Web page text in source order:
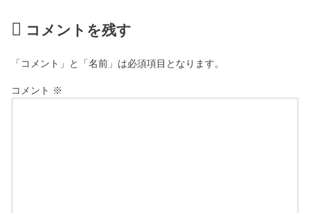
コメントを残す
「コメント」と「名前」は必須項目となります。
コメント ※